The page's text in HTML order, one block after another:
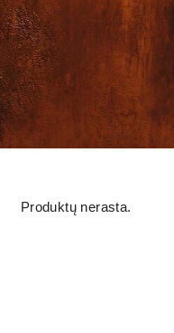
Produktų nerasta.